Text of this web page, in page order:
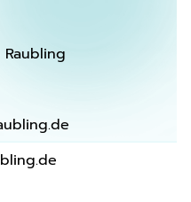
Raubling